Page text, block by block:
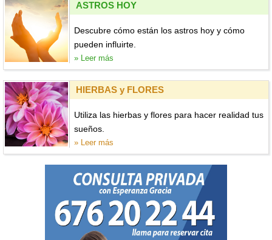
ASTROS HOY
Descubre cómo están los astros hoy y cómo
pueden influirte.
» Leer más
HIERBAS y FLORES
Utiliza las hierbas y flores para hacer realidad tus
sueños.
» Leer más